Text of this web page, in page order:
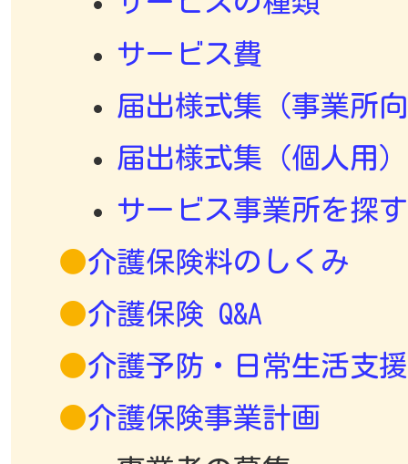
サービス費
届出様式集（事業所
届出様式集（個人用）
サービス事業所を探す
介護保険料のしくみ
介護保険 Q&A
介護予防・日常生活支
介護保険事業計画